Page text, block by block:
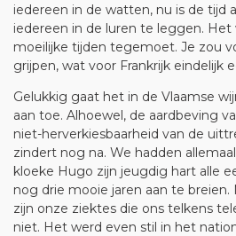
iedereen in de watten, nu is de tijd
iedereen in de luren te leggen. Het
moeilijke tijden tegemoet. Je zou
grijpen, wat voor Frankrijk eindelijk
Gelukkig gaat het in de Vlaamse
aan toe. Alhoewel, de aardbeving
niet-herverkiesbaarheid van de
zindert nog na. We hadden
kloeke Hugo zijn jeugdig hart alle
nog drie mooie jaren aan te
zijn onze ziektes die ons telkens
niet. Het werd even stil in het